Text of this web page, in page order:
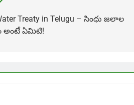
Treaty in Telugu – సింధు జలాల
అంటే ఏమిటి!